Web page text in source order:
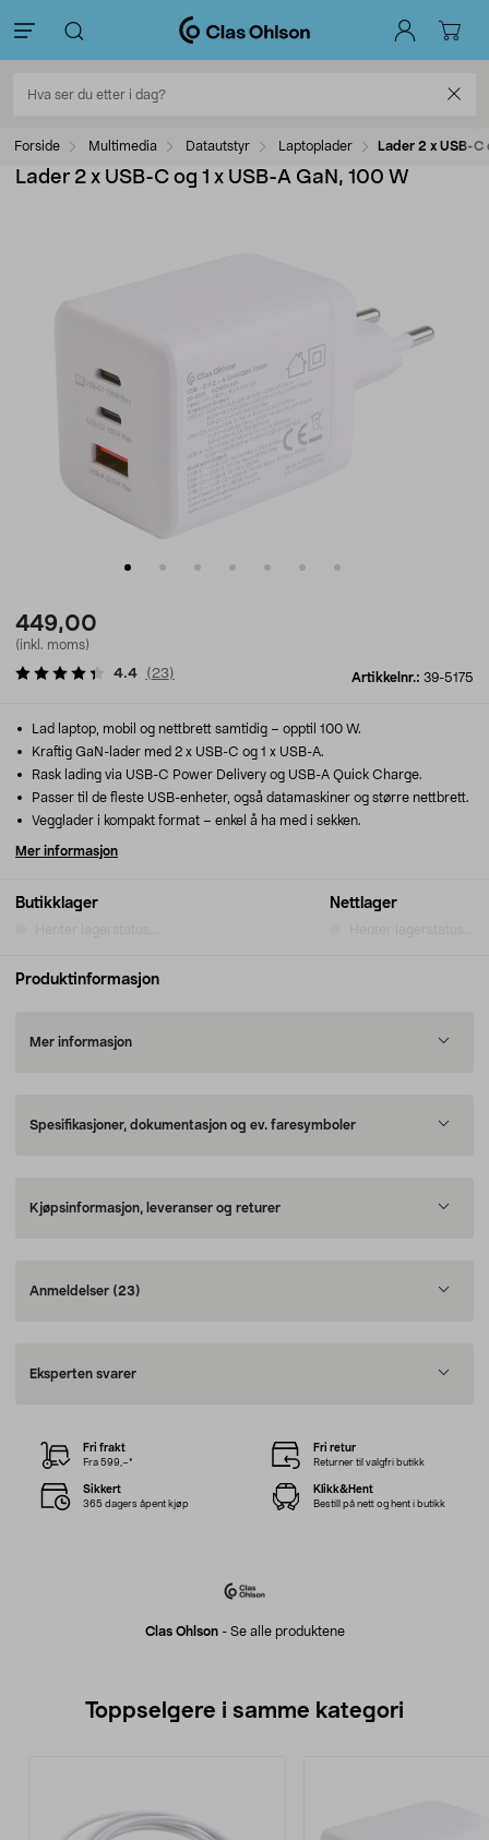
Forside Multimedia Datautstyr Laptoplader Lader 2 x USB-C
Lader 2 x USB-C og 1 x USB-A GaN, 100 W
449,00
(inkl. moms)
Artikkelnr.: 39-5175
4.4 ( 23)
Butikklager Nettlager
Lad laptop, mobil og nettbrett samtidig – opptil 100 W.
Kraftig GaN-lader med 2 x USB-C og 1 x USB-A.
Rask lading via USB-C Power Delivery og USB-A Quick Charge.
Passer til de fleste USB-enheter, også datamaskiner og større nettbrett.
Vegglader i kompakt format – enkel å ha med i sekken.
Mer informasjon
Produktinformasjon
Mer informasjon
Spesifikasjoner, dokumentasjon og ev. faresymboler
Kjøpsinformasjon, leveranser og returer
Anmeldelser (23)
Eksperten svarer
Clas Ohlson- Se alle produktene
Fri frakt
Fra 599,–*
Fri retur
Returner til valgfri butikk
Sikkert
365 dagers åpent kjøp
Klikk&Hent
Bestill på nett og hent i butikk
Toppselgere i samme kategori